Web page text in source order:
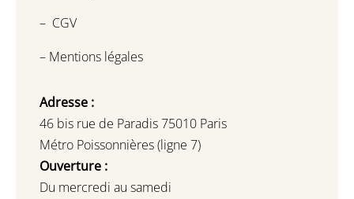
– CGV
– Mentions légales
Adresse :
46 bis rue de Paradis 75010 Paris
Métro Poissonnières (ligne 7)
Ouverture :
Du mercredi au samedi